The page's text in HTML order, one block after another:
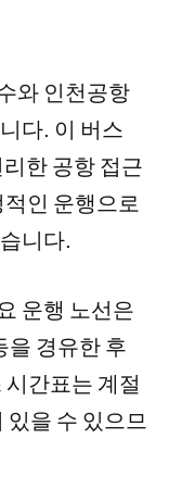
와 인천공항
다. 이 버스
한 공항 접근
인 운행으로
니다.
운행 노선은
을 경유한 후
간표는 계절
있을 수 있으므